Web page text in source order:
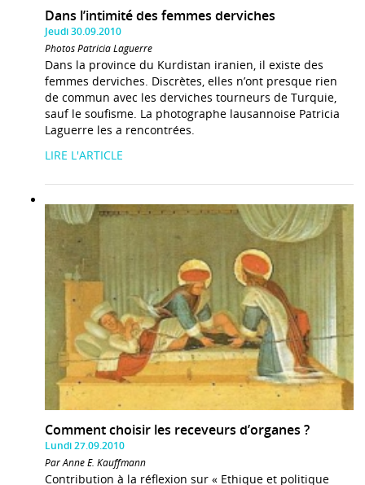
Dans l’intimité des femmes derviches
Jeudi 30.09.2010
Photos Patricia Laguerre
Dans la province du Kurdistan iranien, il existe des
femmes derviches. Discrètes, elles n’ont presque rien
de commun avec les derviches tourneurs de Turquie,
sauf le soufisme. La photographe lausannoise Patricia
Laguerre les a rencontrées.
LIRE L'ARTICLE
Comment choisir les receveurs d’organes ?
Lundi 27.09.2010
Par Anne E. Kauffmann
Contribution à la réflexion sur « Ethique et politique